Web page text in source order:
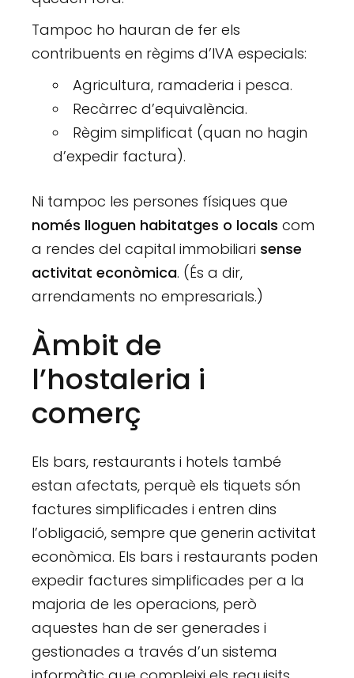
Tampoc ho hauran de fer els
contribuents en règims d’IVA especials:
Agricultura, ramaderia i pesca.
Recàrrec d’equivalència.
Règim simplificat (quan no hagin
d’expedir factura).
Ni tampoc les persones físiques que
només lloguen habitatges o locals com
a rendes del capital immobiliari sense
activitat econòmica. (És a dir,
arrendaments no empresarials.)
Àmbit de
l’hostaleria i
comerç
Els bars, restaurants i hotels també
estan afectats, perquè els tiquets són
factures simplificades i entren dins
l’obligació, sempre que generin activitat
econòmica. Els bars i restaurants poden
expedir factures simplificades per a la
majoria de les operacions, però
aquestes han de ser generades i
gestionades a través d’un sistema